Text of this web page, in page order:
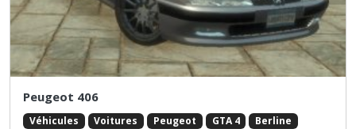
Peugeot 406
Véhicules Voitures Peugeot GTA 4
Berline